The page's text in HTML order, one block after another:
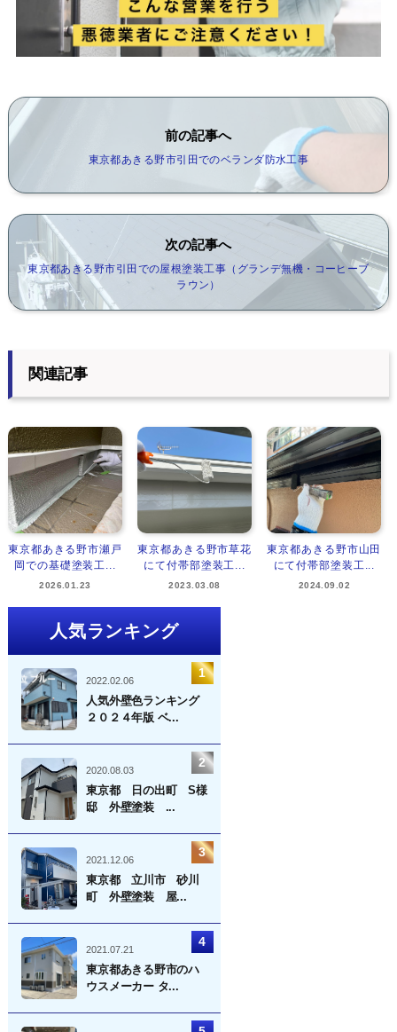
前の記事へ
東京都あきる野市引田でのベランダ防水工事
次の記事へ
東京都あきる野市引田での屋根塗装工事（グランデ無機・コーヒーブ
ラウン）
関連記事
東京都あきる野市瀬戸
岡での基礎塗装工...
2026.01.23
東京都あきる野市草花
にて付帯部塗装工...
2023.03.08
東京都あきる野市山田
にて付帯部塗装工...
2024.09.02
人気ランキング
2022.02.06
人気外壁色ランキング
２０２４年版 ベ...
2020.08.03
東京都 日の出町 S様
邸 外壁塗装 ...
2021.12.06
東京都 立川市 砂川
町 外壁塗装 屋...
2021.07.21
東京都あきる野市のハ
ウスメーカー タ...